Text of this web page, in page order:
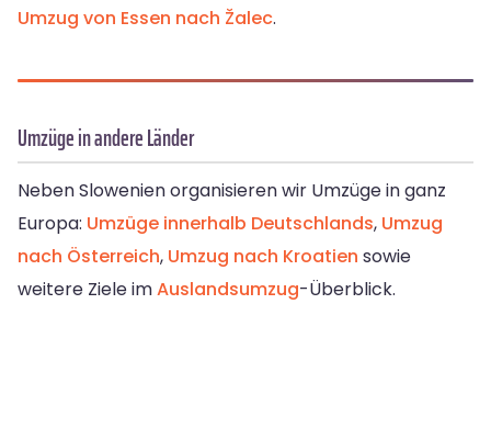
Umzug von Essen nach Žalec.
Umzüge in andere Länder
Neben Slowenien organisieren wir Umzüge in ganz
Europa: Umzüge innerhalb Deutschlands, Umzug
nach Österreich, Umzug nach Kroatien sowie
weitere Ziele imAuslandsumzug-Überblick.